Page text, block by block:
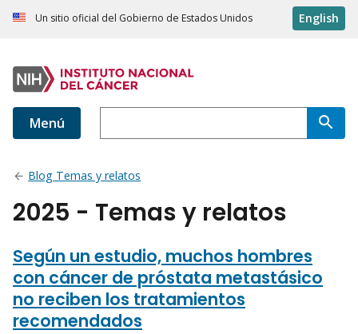
Un sitio oficial del Gobierno de Estados Unidos English
Menú
Blog Temas y relatos
2025 - Temas y relatos
Según un estudio, muchos hombres
con cáncer de próstata metastásico
no reciben los tratamientos
recomendados